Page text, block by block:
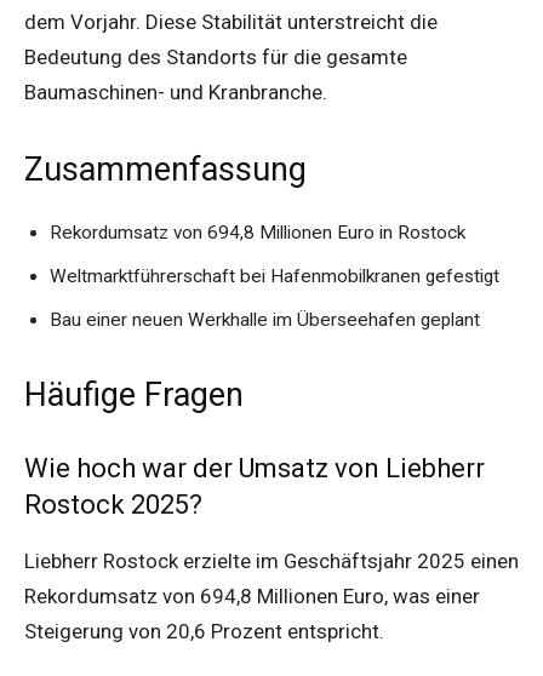
dem Vorjahr. Diese Stabilität unterstreicht die
Bedeutung des Standorts für die gesamte
Baumaschinen- und Kranbranche.
Zusammenfassung
Rekordumsatz von 694,8 Millionen Euro in Rostock
Weltmarktführerschaft bei Hafenmobilkranen gefestigt
Bau einer neuen Werkhalle im Überseehafen geplant
Häufige Fragen
Wie hoch war der Umsatz von Liebherr
Rostock 2025?
Liebherr Rostock erzielte im Geschäftsjahr 2025 einen
Rekordumsatz von 694,8 Millionen Euro, was einer
Steigerung von 20,6 Prozent entspricht.